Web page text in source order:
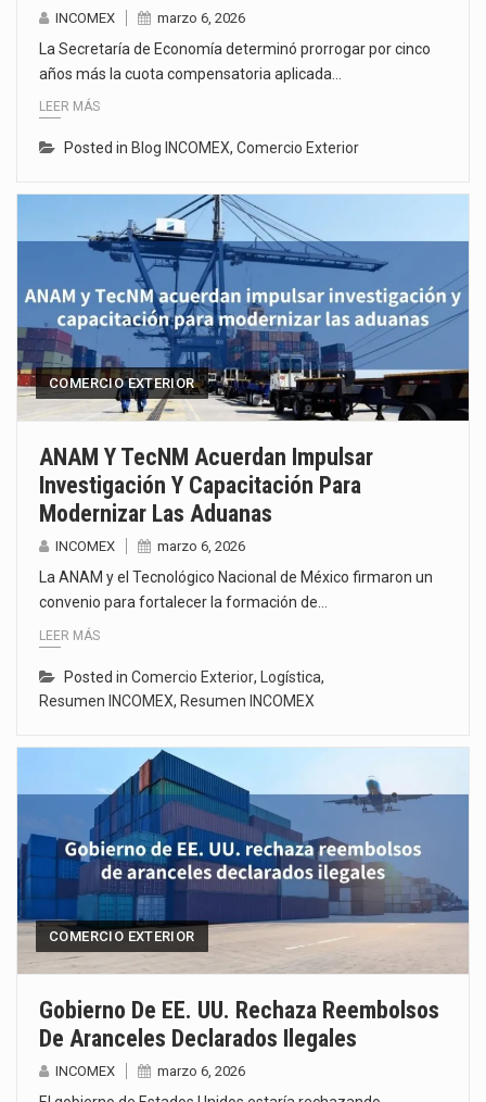
INCOMEX marzo 6, 2026
La Secretaría de Economía determinó prorrogar por cinco
años más la cuota compensatoria aplicada…
LEER MÁS
Posted in Blog INCOMEX, Comercio Exterior
COMERCIO EXTERIOR
ANAM Y TecNM Acuerdan Impulsar
Investigación Y Capacitación Para
Modernizar Las Aduanas
INCOMEX marzo 6, 2026
La ANAM y el Tecnológico Nacional de México firmaron un
convenio para fortalecer la formación de…
LEER MÁS
Posted in Comercio Exterior, Logística,
Resumen INCOMEX, Resumen INCOMEX
COMERCIO EXTERIOR
Gobierno De EE. UU. Rechaza Reembolsos
De Aranceles Declarados Ilegales
INCOMEX marzo 6, 2026